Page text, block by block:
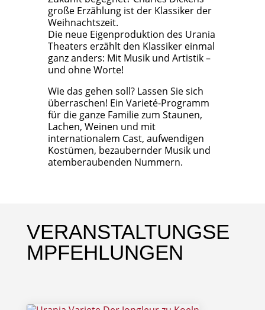
große Erzählung ist der Klassiker der
Weihnachtszeit.
Die neue Eigenproduktion des Urania
Theaters erzählt den Klassiker einmal
ganz anders: Mit Musik und Artistik –
und ohne Worte!
Wie das gehen soll? Lassen Sie sich
überraschen! Ein Varieté-Programm
für die ganze Familie zum Staunen,
Lachen, Weinen und mit
internationalem Cast, aufwendigen
Kostümen, bezaubernder Musik und
atemberaubenden Nummern.
VERANSTALTUNGSE
MPFEHLUNGEN